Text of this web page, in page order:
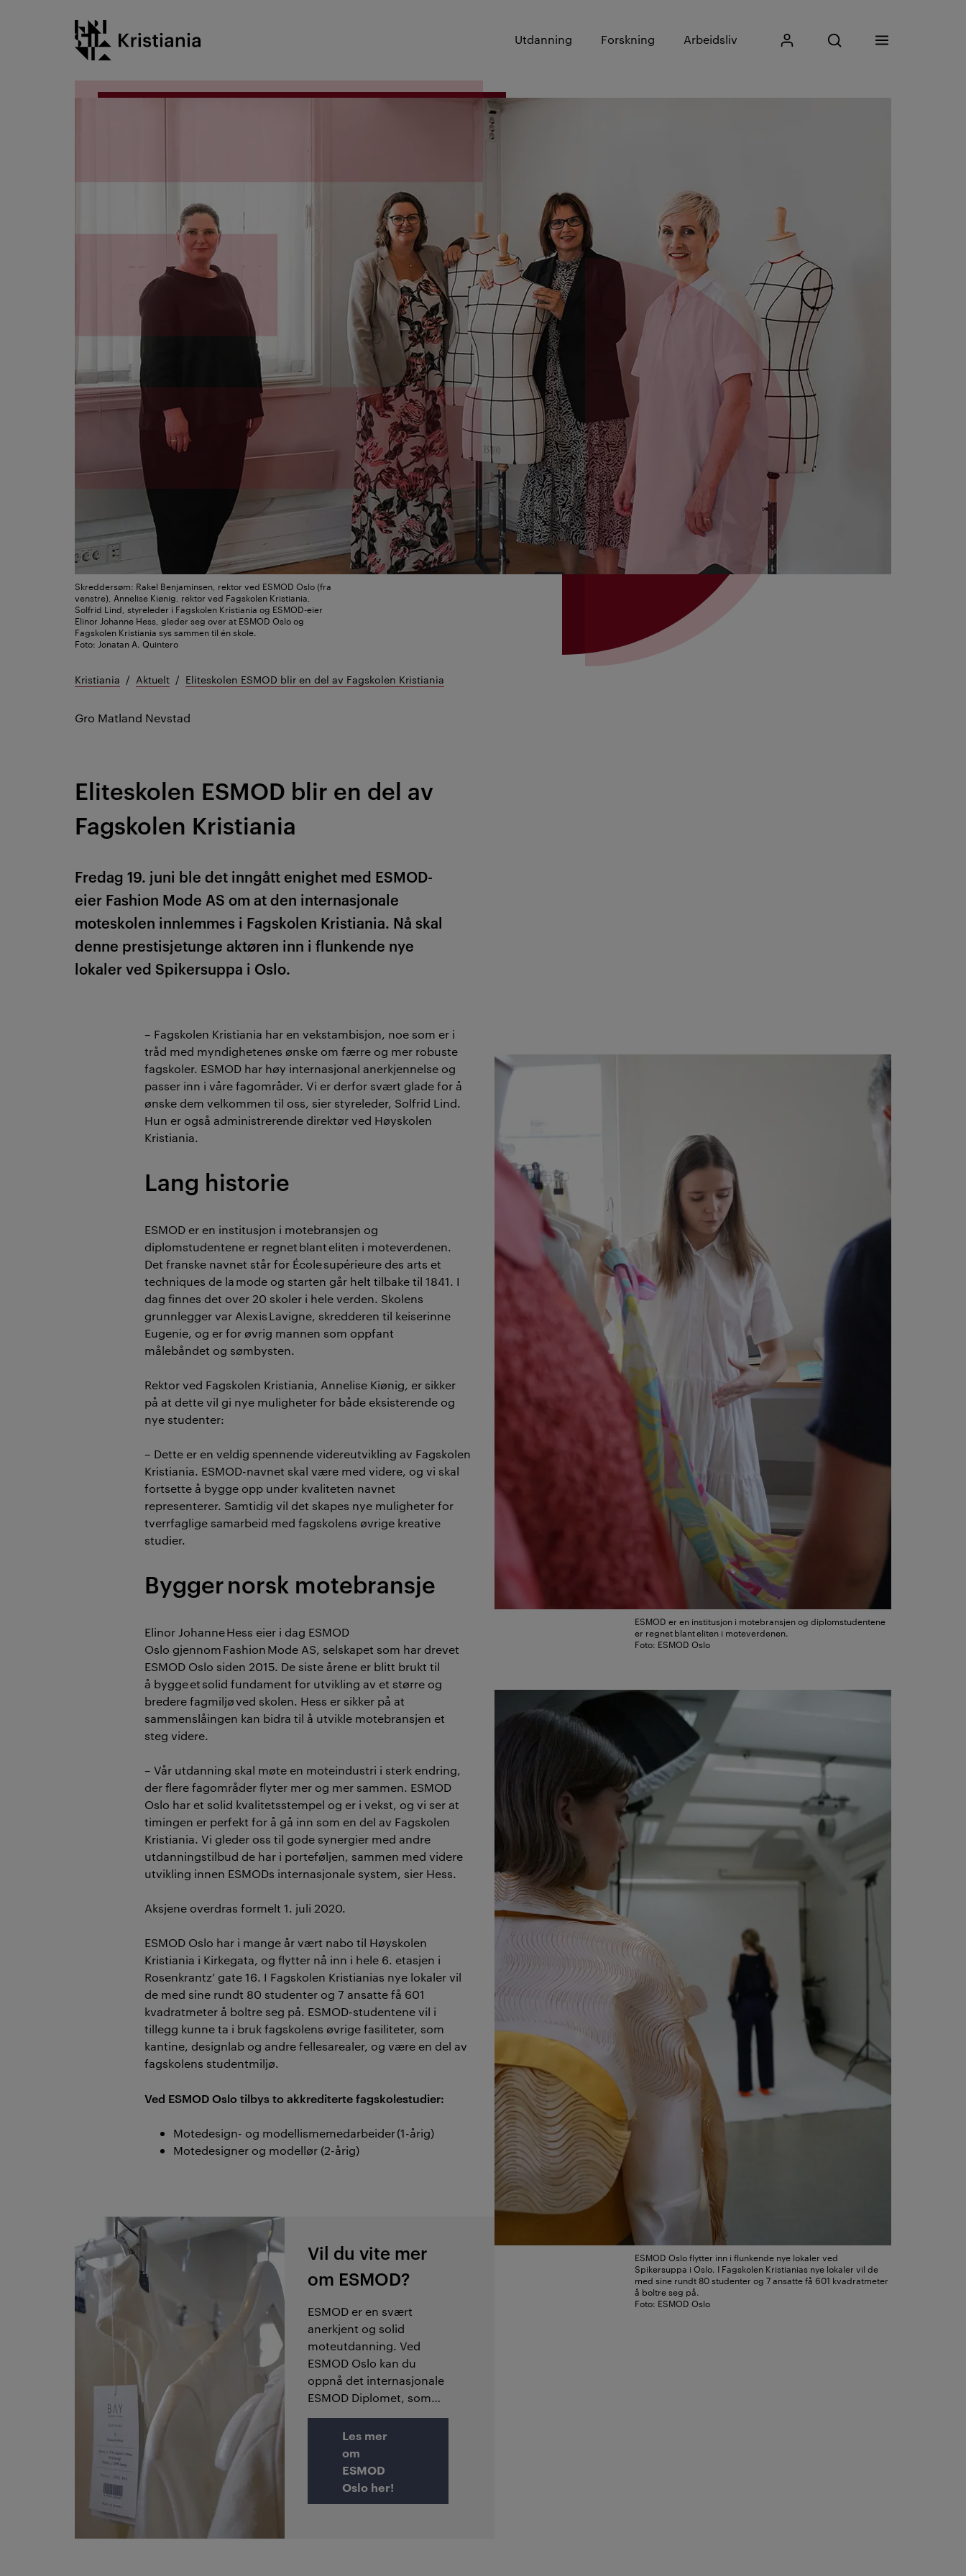
Kristiania logo
Utdanning Forskning Arbeidsliv Mitt KristianiaÅpne søk
Skriv inn søkefrase
Søk
Meny
Skreddersøm: Rakel Benjaminsen, rektor ved ESMOD Oslo (fra
venstre), Annelise Kiønig, rektor ved Fagskolen Kristiania,
Solfrid Lind, styreleder i Fagskolen Kristiania og ESMOD-eier
Elinor Johanne Hess, gleder seg over at ESMOD Oslo og
Fagskolen Kristiania sys sammen til én skole.
Foto: Jonatan A. Quintero
Kristiania Aktuelt Eliteskolen ESMOD blir en del av Fagskolen Kristiania
Gro Matland Nevstad
Eliteskolen ESMOD blir en del av
Fagskolen Kristiania
Fredag 19. juni ble det inngått enighet med ESMOD-
eier Fashion Mode AS om at den internasjonale
moteskolen innlemmes i Fagskolen Kristiania. Nå skal
denne prestisjetunge aktøren inn i flunkende nye
lokalerved Spikersuppa i Oslo.
ESMOD er en institusjon i motebransjen og diplomstudentene
er regnet blant eliten i moteverdenen.
Foto: ESMOD Oslo
– Fagskolen Kristiania har en vekstambisjon, noe som er i
tråd med myndighetenes ønske om færre og mer robuste
fagskoler. ESMOD har høy internasjonal anerkjennelse og
passer inn i våre fagområder. Vi er derfor svært glade for å
ønske dem velkommen til oss, sier styreleder, Solfrid Lind.
Hun er ogsåadministrerende direktørved Høyskolen
Kristiania.
Lang historie
ESMOD er en institusjon i motebransjen og
diplomstudentene er regnet blant eliten i moteverdenen.
Det franske navnet står for École supérieure des arts et
techniques de la mode og starten går helt tilbake til 1841. I
dag finnes det over 20 skoler i hele verden. Skolens
grunnlegger var AlexisLavigne, skredderen til keiserinne
Eugenie, og erfor øvrig mannen som oppfant
målebåndet og sømbysten.
Rektorved Fagskolen Kristiania, Annelise Kiønig, er sikker
på at dette vil gi nye muligheter for både eksisterende og
nye studenter:
– Dette er en veldig spennende videreutvikling av Fagskolen
Kristiania. ESMOD-navnet skal være med videre, og vi skal
fortsette å bygge opp under kvaliteten navnet
representerer. Samtidig vil det skapes nye muligheter for
tverrfaglige samarbeid med fagskolens øvrige kreative
studier.
Bygger norsk motebransje
ESMOD Oslo flytter inn i flunkende nye lokaler ved
Spikersuppa i Oslo. I Fagskolen Kristianias nye lokaler vil de
med sine rundt 80 studenter og 7 ansatte få 601 kvadratmeter
å boltre seg på.
Foto: ESMOD Oslo
Elinor JohanneHess eier i dag ESMOD
Oslo gjennomFashionMode AS, selskapet som har drevet
ESMOD Oslo siden 2015. De siste årene er blitt brukt til
å bygge et solid fundament for utvikling av et større og
bredere fagmiljø ved skolen. Hess er sikker påat
sammenslåingen kan bidra til å utvikle motebransjen et
steg videre.
–Vår utdanning skal møte en moteindustri i sterk endring,
der flere fagområder flyter mer og mer sammen. ESMOD
Oslo har et solid kvalitetsstempel og er i vekst, og vi ser at
timingen er perfekt for å gå inn som en del av Fagskolen
Kristiania. Vi gleder oss til gode synergier med andre
utdanningstilbud de har i porteføljen, sammen med videre
utvikling innen ESMODs internasjonale system, sier Hess.
Aksjene overdras formelt 1. juli 2020.
ESMOD Oslo har i mange år vært nabo til Høyskolen
Kristiania i Kirkegata, og flytter nå inn i hele 6. etasjen i
Rosenkrantz’ gate 16. I Fagskolen Kristianias nye lokaler vil
de med sine rundt 80 studenter og 7 ansatte få 601
kvadratmeter å boltre seg på. ESMOD-studentene vil i
tillegg kunne ta i bruk fagskolens øvrige fasiliteter, som
kantine, designlab og andre fellesarealer, og være en del av
fagskolens studentmiljø.
Ved ESMOD Oslo tilbys to akkrediterte fagskolestudier: ​
Motedesign- og modellismemedarbeider (1-årig)
Motedesigner og modellør (2-årig)
Vil du vite mer
om ESMOD?
ESMOD er en svært
anerkjent og solid
moteutdanning. Ved
ESMOD Oslo kan du
oppnå det internasjonale
ESMOD Diplomet, som
har høy prestisje i
motebransjen.
Les mer
om
ESMOD
Oslo her!